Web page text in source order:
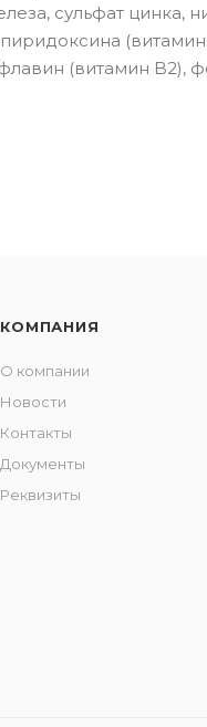
сульфат цинка,
(витамин B2),
КОМПАНИЯ
О компании
Новости
Контакты
Документы
Реквизиты